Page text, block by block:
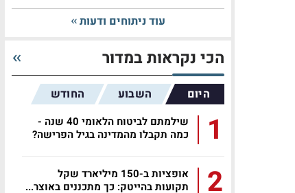
עוד ניתוחים ודעות
הכי נקראות במדור
היום השבוע החודש
1
שילמתם לביטוח הלאומי 40 שנה -
כמה תקבלו מהמדינה בגיל הפרישה?
2
אופציות ב-150 מיליארד שקל
תקועות בהייטק: כך מתכננים באוצר...